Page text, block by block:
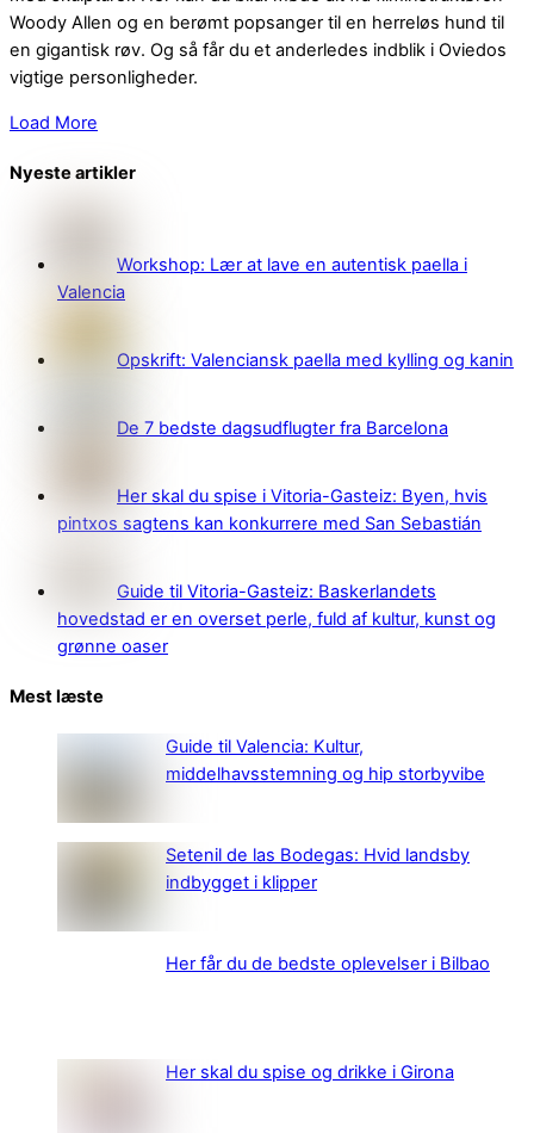
Woody Allen og en berømt popsanger til en herreløs hund til
en gigantisk røv. Og så får du et anderledes indblik i Oviedos
vigtige personligheder.
Load More
Nyeste artikler
Workshop: Lær at lave en autentisk paella i
Valencia
Opskrift: Valenciansk paella med kylling og kanin
De 7 bedste dagsudflugter fra Barcelona
Her skal du spise i Vitoria-Gasteiz: Byen, hvis
pintxos sagtens kan konkurrere med San Sebastián
Guide til Vitoria-Gasteiz: Baskerlandets
hovedstad er en overset perle, fuld af kultur, kunst og
grønne oaser
Mest læste
Guide til Valencia: Kultur,
middelhavsstemning og hip storbyvibe
Setenil de las Bodegas: Hvid landsby
indbygget i klipper
Her får du de bedste oplevelser i Bilbao
Her skal du spise og drikke i Girona